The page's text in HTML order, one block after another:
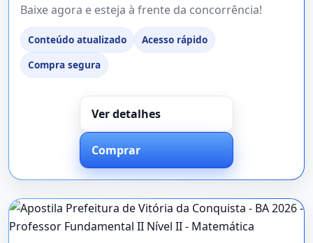
Baixe agora e esteja à frente da concorrência!
Conteúdo atualizado
Acesso rápido
Compra segura
Ver detalhes
Comprar